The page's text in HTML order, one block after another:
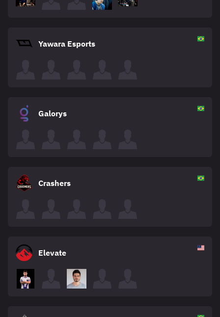
Yawara Esports
Galorys
Crashers
Elevate